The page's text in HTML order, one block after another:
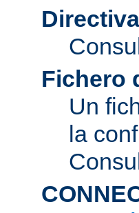
Fichero
Un
la